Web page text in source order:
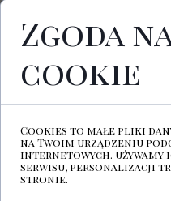
PłytaLabirent
połączenie
perkusji z
basu, gitarą
akustyczną
szorstkim,
Zgoda
cookie
Cookies to małe pliki
na Twoim urządzeniu
internetowych. Używamy
serwisu, personalizacji
stronie.